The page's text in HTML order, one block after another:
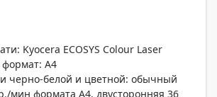
Kyocera ECOSYS Colour Laser
А4
черно-белой и цветной: обычный
мин формата А4, двусторонняя 36